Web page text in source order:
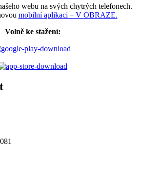
webu na svých chytrých telefonech.
mobilní aplikaci – V OBRAZE.
Volně ke stažení: